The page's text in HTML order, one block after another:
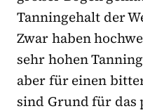
Tanningehalt der
Zwar haben
sehr hohen
aber für einen
sind Grund für das